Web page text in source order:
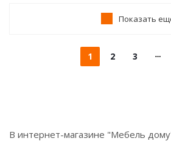
Показать
1 2 3
В интернет-магазине "Мебель